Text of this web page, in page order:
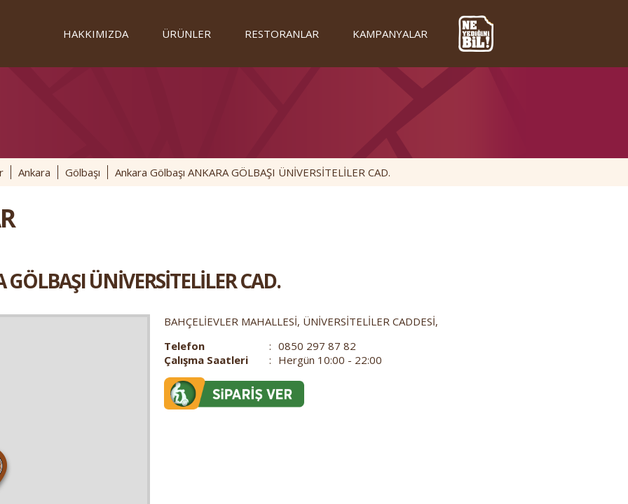
HAKKIMIZDA ÜRÜNLER RESTORANLAR KAMPANYALAR
Ankara Gölbaşı Ankara Gölbaşı ANKARA GÖLBAŞI ÜNİVERSİTELİLER CAD.
ÜNİVERSİTELİLER CAD.
BAHÇELİEVLER MAHALLESİ, ÜNİVERSİTELİLER CADDESİ,
Telefon
: 0850 297 87 82
Çalışma Saatleri
: Hergün 10:00 - 22:00